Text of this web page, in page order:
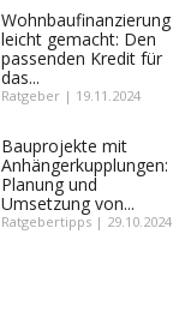
Wohnbaufinanzierung
leicht gemacht: Den
passenden Kredit für
das...
Ratgeber | 19.11.2024
Bauprojekte mit
Anhängerkupplungen:
Planung und
Umsetzung von...
Ratgebertipps | 29.10.2024